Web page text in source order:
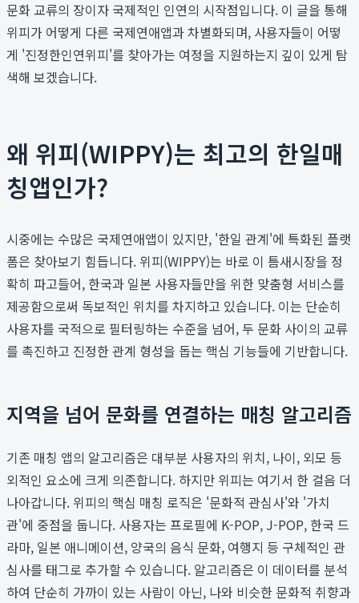
문화 교류의 장이자 국제적인 인연의 시작점입니다. 이 글을 통해
위피가 어떻게 다른 국제연애앱과 차별화되며, 사용자들이 어떻
게 '진정한인연위피'를 찾아가는 여정을 지원하는지 깊이 있게 탐
색해 보겠습니다.
왜 위피(WIPPY)는 최고의 한일매
칭앱인가?
시중에는 수많은 국제연애앱이 있지만, '한일 관계'에 특화된 플랫
폼은 찾아보기 힘듭니다. 위피(WIPPY)는 바로 이 틈새시장을 정
확히 파고들어, 한국과 일본 사용자들만을 위한 맞춤형 서비스를
제공함으로써 독보적인 위치를 차지하고 있습니다. 이는 단순히
사용자를 국적으로 필터링하는 수준을 넘어, 두 문화 사이의 교류
를 촉진하고 진정한 관계 형성을 돕는 핵심 기능들에 기반합니다.
지역을 넘어 문화를 연결하는 매칭 알고리즘
기존 매칭 앱의 알고리즘은 대부분 사용자의 위치, 나이, 외모 등
외적인 요소에 크게 의존합니다. 하지만 위피는 여기서 한 걸음 더
나아갑니다. 위피의 핵심 매칭 로직은 '문화적 관심사'와 '가치
관'에 중점을 둡니다. 사용자는 프로필에 K-POP, J-POP, 한국 드
라마, 일본 애니메이션, 양국의 음식 문화, 여행지 등 구체적인 관
심사를 태그로 추가할 수 있습니다. 알고리즘은 이 데이터를 분석
하여 단순히 가까이 있는 사람이 아닌, 나와 비슷한 문화적 취향과